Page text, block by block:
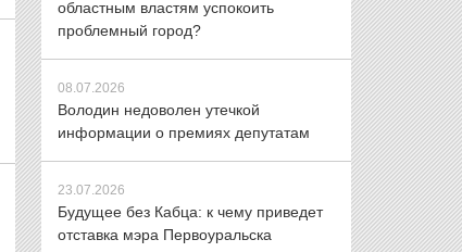
областным властям успокоить
проблемный город?
08.07.2026
Володин недоволен утечкой
информации о премиях депутатам
23.07.2026
Будущее без Кабца: к чему приведет
отставка мэра Первоуральска